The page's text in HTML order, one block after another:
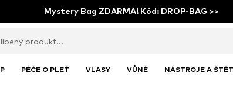
Mystery Bag ZDARMA! Kód: DROP-BAG >>
PÉČE O PLEŤ VLASY VŮNĚ NÁSTROJE A